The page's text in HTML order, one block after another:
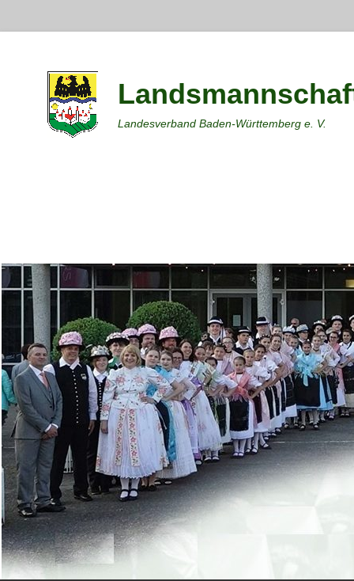
Landesverband Baden-Württemberg e. V.